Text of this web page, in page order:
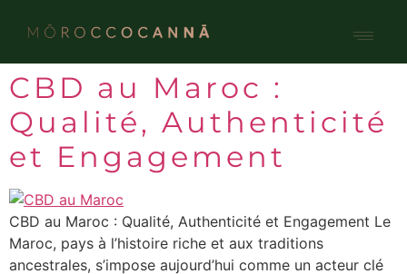
CBD au Maroc :
Qualité, Authenticité
et Engagement
CBD au Maroc : Qualité, Authenticité et Engagement Le
Maroc, pays à l’histoire riche et aux traditions
ancestrales, s’impose aujourd’hui comme un acteur clé